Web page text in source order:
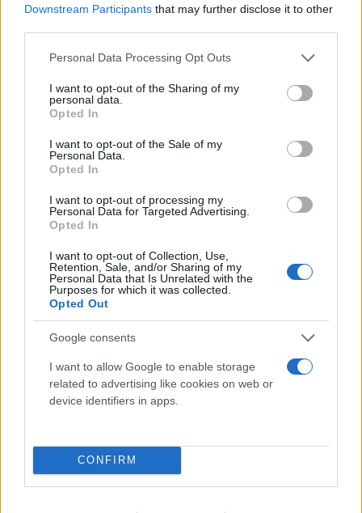
Downstream Participants that may further disclose it to other
Please note that this website/app uses one or more Google
not limited to your visit or usage behaviour. You may click to
grant or deny consent to Google and its third-party tags to
use your data for below specified purposes in below Google
consent section.
Personal Data Processing Opt Outs
I want to opt-out of the Sharing of my
personal data.
Opted In
I want to opt-out of the Sale of my
Personal Data.
Opted In
I want to opt-out of processing my
Personal Data for Targeted Advertising.
Opted In
I want to opt-out of Collection, Use,
Retention, Sale, and/or Sharing of my
Personal Data that Is Unrelated with the
Purposes for which it was collected.
Opted Out
Google consents
I want to allow Google to enable storage
related to advertising like cookies on web or
device identifiers in apps.
CONFIRM
Στην Αττική Οδόπαρατηρούνται καθυστερήσεις
στο ρεύμα προς Αεροδρόμιο: 15-20 λεπτών από
κόμβο Δημοκρατίας έως κόμβο Κηφισίας, 10-15
λεπτών στην έξοδο για Λαμία.